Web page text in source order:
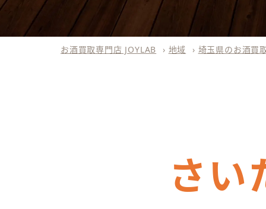
お酒買取専門店 JOYLAB › 地域 › 埼玉県のお酒買
さい